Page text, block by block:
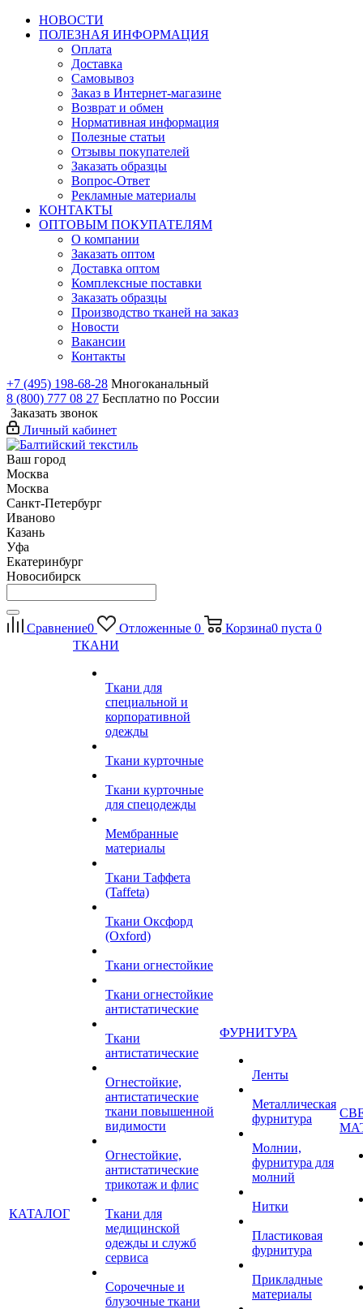
НОВОСТИ
ПОЛЕЗНАЯ ИНФОРМАЦИЯ
Оплата
Доставка
Самовывоз
Заказ в Интернет-магазине
Возврат и обмен
Нормативная информация
Полезные статьи
Отзывы покупателей
Заказать образцы
Вопрос-Ответ
Рекламные материалы
КОНТАКТЫ
ОПТОВЫМ ПОКУПАТЕЛЯМ
О компании
Заказать оптом
Доставка оптом
Комплексные поставки
Заказать образцы
Производство тканей на заказ
Новости
Вакансии
Контакты
+7 (495) 198-68-28 Многоканальный
8 (800) 777 08 27 Бесплатно по России
Заказать звонок
Личный кабинет
Ваш город
Москва
Москва
Санкт-Петербург
Иваново
Казань
Уфа
Екатеринбург
Новосибирск
Сравнение0 Отложенные 0 Корзина0 пуста 0
КАТАЛОГ
ТКАНИ
Ткани для
специальной и
корпоративной
одежды
Ткани курточные
Ткани курточные
для спецодежды
Мембранные
материалы
Ткани Таффета
(Taffeta)
Ткани Оксфорд
(Oxford)
Ткани огнестойкие
Ткани огнестойкие
антистатические
Ткани
антистатические
Огнестойкие,
антистатические
ткани повышенной
видимости
Огнестойкие,
антистатические
трикотаж и флис
Ткани для
медицинской
одежды и служб
сервиса
Сорочечные и
блузочные ткани
ФУРНИТУРА
Ленты
Металлическая
фурнитура
Молнии,
фурнитура для
молний
Нитки
Пластиковая
фурнитура
Прикладные
материалы